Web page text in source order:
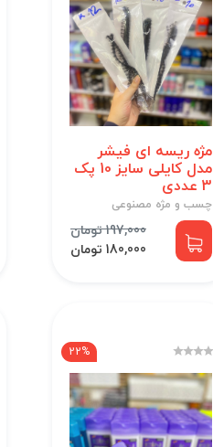
مژه ریسه ای فیشر
مدل کایلی سایز 10 پک
3 عددی
چسب و مژه مصنوعی
197,000 تومان
180,000 تومان
22%